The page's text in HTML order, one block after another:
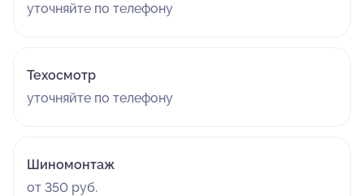
уточняйте по телефону
Техосмотр
уточняйте по телефону
Шиномонтаж
от 350 руб.